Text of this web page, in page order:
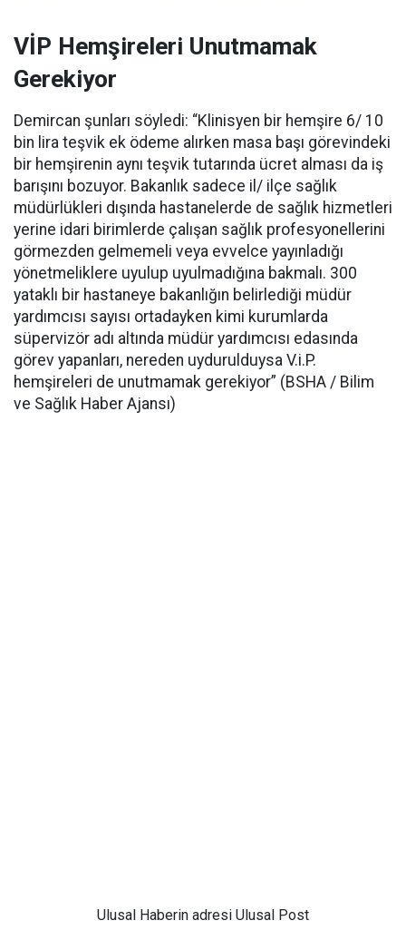
VİP Hemşireleri Unutmamak
Gerekiyor
Demircan şunları söyledi: “Klinisyen bir hemşire 6/ 10
bin lira teşvik ek ödeme alırken masa başı görevindeki
bir hemşirenin aynı teşvik tutarında ücret alması da iş
barışını bozuyor. Bakanlık sadece il/ ilçe sağlık
müdürlükleri dışında hastanelerde de sağlık hizmetleri
yerine idari birimlerde çalışan sağlık profesyonellerini
görmezden gelmemeli veya evvelce yayınladığı
yönetmeliklere uyulup uyulmadığına bakmalı. 300
yataklı bir hastaneye bakanlığın belirlediği müdür
yardımcısı sayısı ortadayken kimi kurumlarda
süpervizör adı altında müdür yardımcısı edasında
görev yapanları, nereden uydurulduysa V.i.P.
hemşireleri de unutmamak gerekiyor” (BSHA / Bilim
ve Sağlık Haber Ajansı)
Ulusal Haberin adresi Ulusal Post